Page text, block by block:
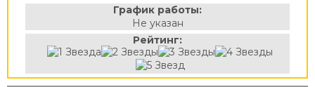
График работы:
Не указан
Рейтинг: